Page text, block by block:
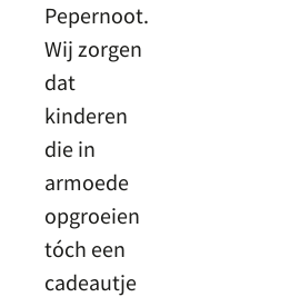
Pepernoot.
Wij zorgen
dat
kinderen
die in
armoede
opgroeien
tóch een
cadeautje